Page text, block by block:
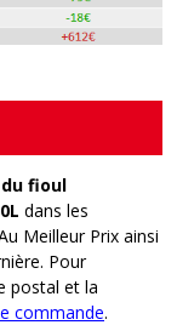
fioul
dans les
Meilleur Prix ainsi
Pour
postal et la
commande.